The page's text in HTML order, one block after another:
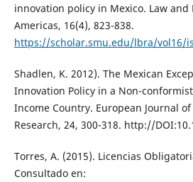
innovation policy in Mexico. Law and
Americas, 16(4), 823-838.
https://scholar.smu.edu/lbra/vol16/
Shadlen, K. 2012). The Mexican
Innovation Policy in a Non-
Income Country. European Journal
Research, 24, 300-318. http://
Torres, A. (2015). Licencias
Consultado en: